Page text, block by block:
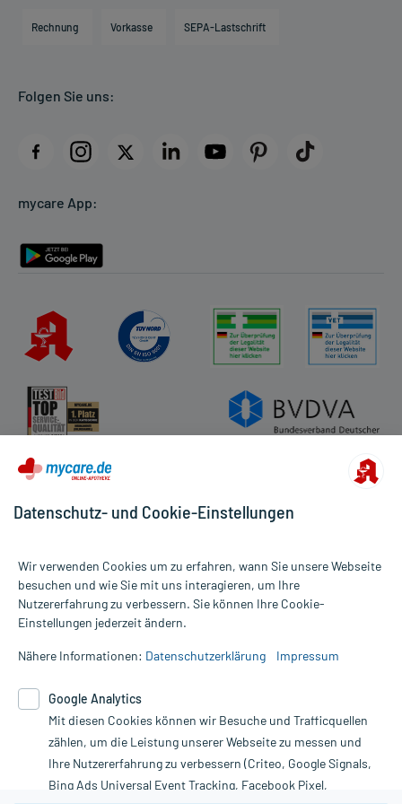
Direktabrechnung PKV
AGB
Datenschutz
Rückgabe/Widerruf
Rechnung Vorkasse SEPA-Lastschrift
Folgen Sie uns:
mycare App:
Alle Preise gelten inkl. MwSt., ggf. zzgl. Versandkosten
Informationen auf dieser Website werden ausschließlich für
die Untersuchung und Behandlung durch einen Arzt. Bitte
Therapien eingeleitet werden können. | Diese Webseite benutzt
Google Analytics. Lesen Sie bitte dazu die wichtigen Hinweise in
unserer Datenschutzerklärung. Für den Widerruf einer Bestellung
nutzen Sie das Formular:
Datenschutz- und Cookie-Einstellungen
Wir verwenden Cookies um zu erfahren, wann Sie unsere Webseite
besuchen und wie Sie mit uns interagieren, um Ihre
Nutzererfahrung zu verbessern. Sie können Ihre Cookie-
Einstellungen jederzeit ändern.
Nähere Informationen: Datenschutzerklärung Impressum
Google Analytics
Mit diesen Cookies können wir Besuche und Trafficquellen
zählen, um die Leistung unserer Webseite zu messen und
Ihre Nutzererfahrung zu verbessern (Criteo, Google Signals,
Bing Ads Universal Event Tracking, Facebook Pixel,